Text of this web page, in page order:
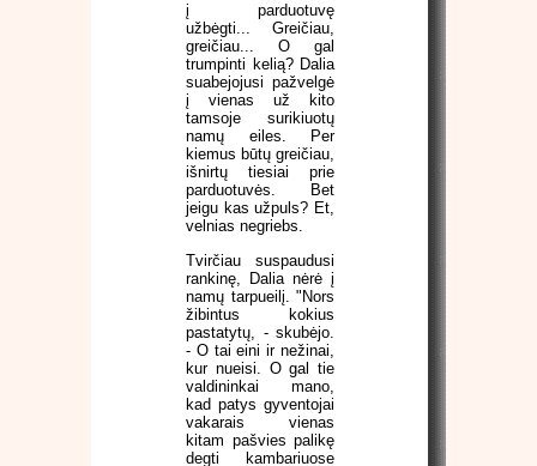
į parduotuvę
užbėgti... Greičiau,
greičiau... O gal
trumpinti kelią? Dalia
suabejojusi pažvelgė
į vienas už kito
tamsoje surikiuotų
namų eiles. Per
kiemus būtų greičiau,
išnirtų tiesiai prie
parduotuvės. Bet
jeigu kas užpuls? Et,
velnias negriebs.
Tvirčiau suspaudusi
rankinę, Dalia nėrė į
namų tarpueilį. "Nors
žibintus kokius
pastatytų, - skubėjo.
- O tai eini ir nežinai,
kur nueisi. O gal tie
valdininkai mano,
kad patys gyventojai
vakarais vienas
kitam pašvies palikę
degti kambariuose